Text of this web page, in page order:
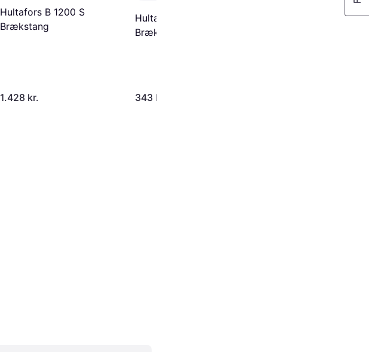
Hultafors B 1200 S
Brækstang
1.428 kr.
Hultafors H 700
Brækstang
343 kr.
Bato Flex alu magnet